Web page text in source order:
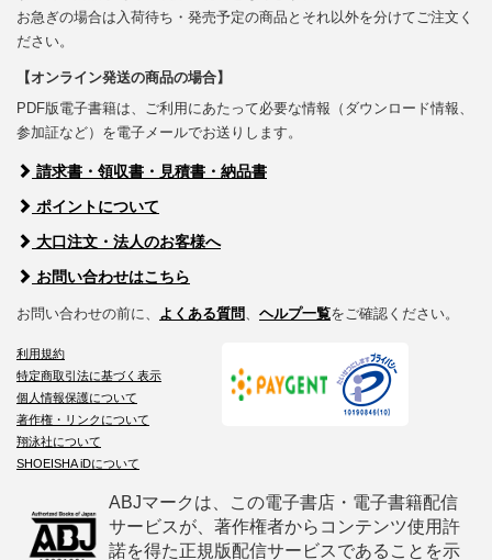
お急ぎの場合は入荷待ち・発売予定の商品とそれ以外を分けてご注文く
ださい。
【オンライン発送の商品の場合】
PDF版電子書籍は、ご利用にあたって必要な情報（ダウンロード情報、
参加証など）を電子メールでお送りします。
請求書・領収書・見積書・納品書
ポイントについて
大口注文・法人のお客様へ
お問い合わせはこちら
お問い合わせの前に、 よくある質問、 ヘルプ一覧をご確認ください。
利用規約
特定商取引法に基づく表示
個人情報保護について
著作権・リンクについて
翔泳社について
SHOEISHA iDについて
ABJマークは、この電子書店・電子書籍配信
サービスが、著作権者からコンテンツ使用許
諾を得た正規版配信サービスであることを示